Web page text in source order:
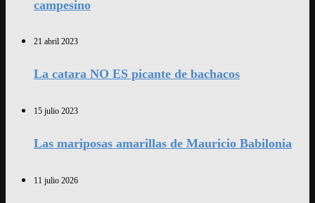
campesino
21 abril 2023
La catara NO ES picante de bachacos
15 julio 2023
Las mariposas amarillas de Mauricio Babilonia
11 julio 2026